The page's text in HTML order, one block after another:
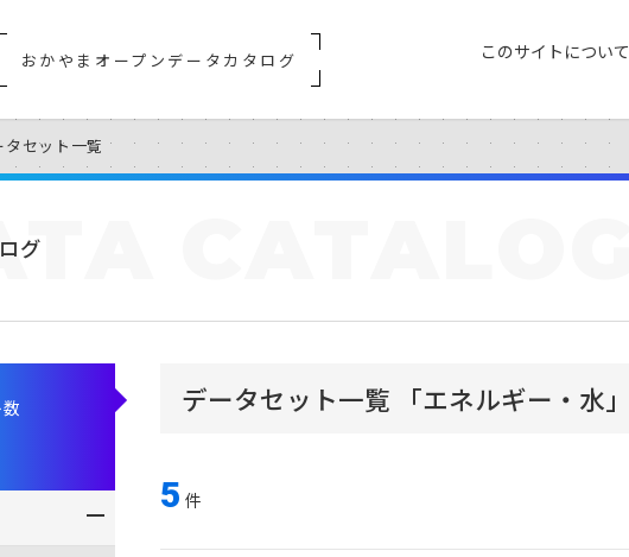
おかやまオープンデータカタログ このサイトについて
タセット一覧
グ
データセット一覧 「エネルギー・水」
5 件